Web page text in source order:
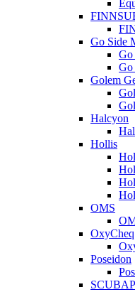
Go Side
Go
Go
Golem
Halcyon
Hollis
OMS
OxyCheq
Poseidon